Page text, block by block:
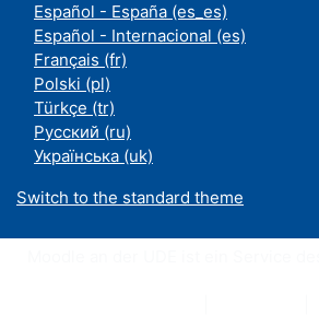
Español - España ‎(es_es)‎
Español - Internacional ‎(es)‎
Français ‎(fr)‎
Polski ‎(pl)‎
Türkçe ‎(tr)‎
Русский ‎(ru)‎
Українська ‎(uk)‎
Switch to the standard theme